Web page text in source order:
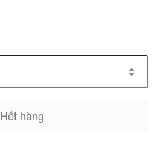
Hết hàng